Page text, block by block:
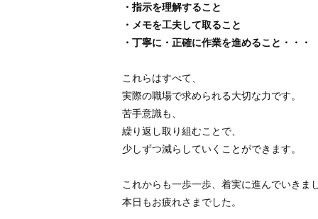
・指示を理解すること
・メモを工夫して取ること
・丁寧に・正確に作業を進めること・・・
これらはすべて、
実際の職場で求められる大切な力です。
苦手意識も、
繰り返し取り組むことで、
少しずつ減らしていくことができます。
これからも一歩一歩、着実に進んでいきま
本日もお疲れさまでした。